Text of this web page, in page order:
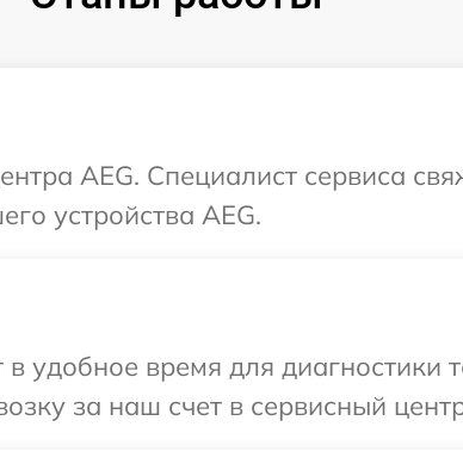
AEG. Специалист сервиса
устройства AEG.
время для диагностики
за наш счет в сервисный